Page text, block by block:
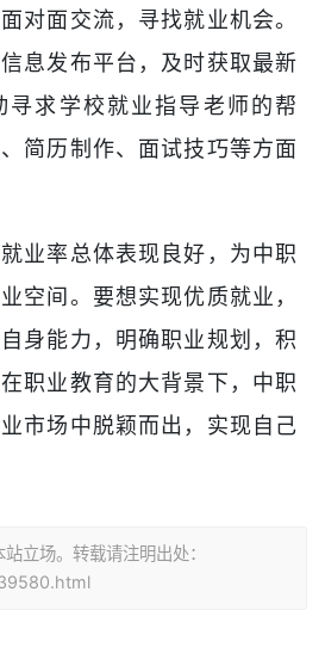
对面交流，寻找就业机会。
息发布平台，及时获取最新
寻求学校就业指导老师的帮
简历制作、面试技巧等方面
业率总体表现良好，为中职
空间。要想实现优质就业，
身能力，明确职业规划，积
职业教育的大背景下，中职
市场中脱颖而出，实现自己
立场。转载请注明出处：